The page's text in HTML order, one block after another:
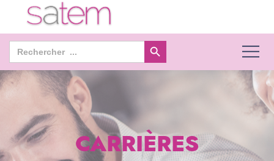
Search
for:
Search Button
CARRIÈRES